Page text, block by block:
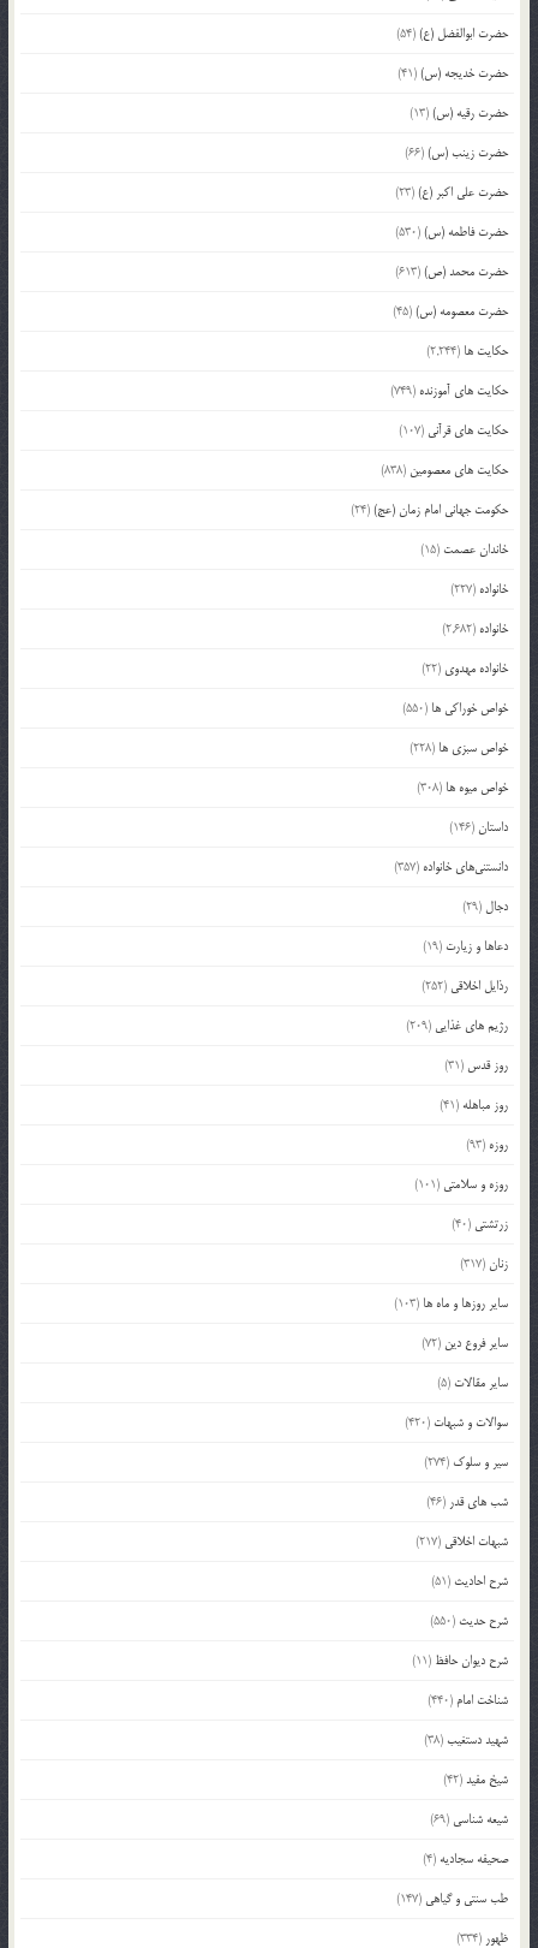
حضرت ابوالفضل (ع)(54)
حضرت خدیجه (س)(41)
حضرت رقیه (س)(13)
حضرت زینب (س)(66)
حضرت علی اکبر (ع)(23)
حضرت فاطمه (س)(530)
حضرت محمد (ص)(613)
حضرت معصومه (س)(45)
حکایت ها (2,244)
حکایت های آموزنده (749)
حکایت های قرآنی (107)
حکایت های معصومین (838)
حکومت جهانی امام زمان (عج)(24)
خاندان عصمت (15)
خانواده (227)
خانواده (2,682)
خانواده مهدوی (22)
خواص خوراکی ها (550)
خواص سبزی ها (228)
خواص میوه ها (308)
داستان(146)
دانستنی‌های خانواده (357)
دجال (29)
دعاها و زیارت (19)
رذایل اخلاقی (252)
رژیم های غذایی (209)
روز قدس (31)
روز مباهله (41)
روزه (93)
روزه و سلامتی (101)
زرتشتی (40)
زنان(317)
سایر روزها و ماه ها (103)
سایر فروع دین (72)
سایر مقالات (5)
سوالات و شبهات (420)
سیر و سلوک (274)
شب های قدر (46)
شبهات اخلاقی (217)
شرح احادیث (51)
شرح حدیث (550)
شرح دیوان حافظ (11)
شناخت امام (440)
شهید دستغیب(38)
شیخ مفید(42)
شیعه شناسی (69)
صحیفه سجادیه (4)
طب سنتی و گیاهی (147)
ظهور (334)